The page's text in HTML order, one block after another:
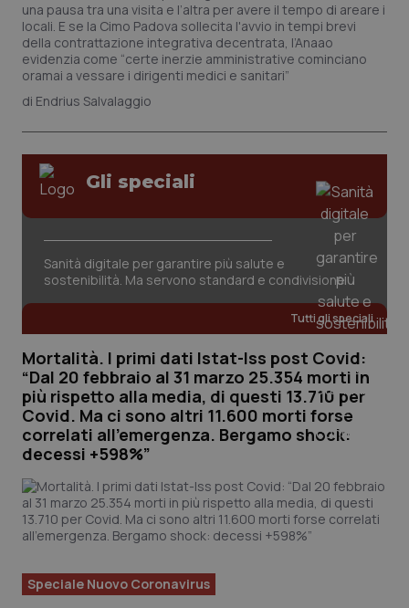
una pausa tra una visita e l’altra per avere il tempo di areare i
locali. E se la Cimo Padova sollecita l'avvio in tempi brevi
della contrattazione integrativa decentrata, l’Anaao
evidenzia come “certe inerzie amministrative cominciano
oramai a vessare i dirigenti medici e sanitari”
Endrius Salvalaggio
Gli speciali
Sanità digitale per garantire più salute e
sostenibilità. Ma servono standard e condivisione
Tutti gli speciali
Mortalità. I primi dati Istat-Iss post Covid:
“Dal 20 febbraio al 31 marzo 25.354 morti in
più rispetto alla media, di questi 13.710 per
Covid. Ma ci sono altri 11.600 morti forse
correlati all’emergenza. Bergamo shock:
decessi +598%”
Speciale Nuovo Coronavirus